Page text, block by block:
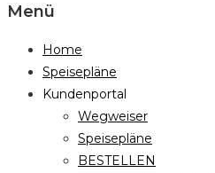
Menü
Home
Speisepläne
Kundenportal
Wegweiser
Speisepläne
BESTELLEN